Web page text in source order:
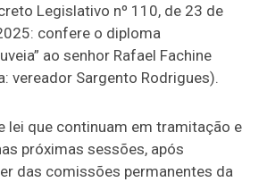
Legislativo nº 110, de 23 de
confere o diploma
ao senhor Rafael Fachine
vereador Sargento Rodrigues).
lei que continuam em tramitação e
próximas sessões, após
das comissões permanentes da